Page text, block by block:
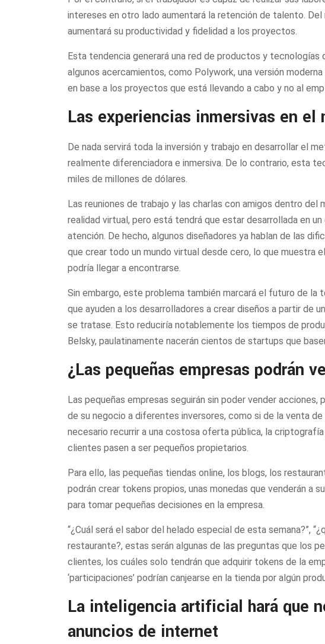
intereses en otro lado aumentará la retención de talento.
aumentará su productividad y fidelidad a los proyectos.
Esta tendencia generará una red de productos y tecnologías
algunos acercamientos, como Polywork, una versión
en base a los proyectos que está llevando a cabo y no al
Las experiencias inmersivas en el
De nada servirá toda la inversión y trabajo en desarrollar el
realmente diferenciadora e inmersiva. De lo contrario, esta
miles de millones de dólares.
Las reuniones de trabajo y las charlas con amigos dentro del
realidad virtual, pero está tendrá que estar desarrollada en
atención. De hecho, algunos diseñadores ya hablan de las
que crear todo un mundo virtual desde cero, lo que muestra
podría llegar a encontrarse.
Sin embargo, este problema también marcará el futuro de la
que ayuden a los desarrolladores a crear diseños a partir de
se tratase. Esto reduciría notablemente los tiempos de
Belsky, paulatinamente nacerán cientos de startups que
¿Las pequeñas empresas podrán
Las pequeñas empresas seguirán sin poder vender acciones,
de su negocio a diferentes inversores, como si de la venta
necesario recurrir a una costosa oferta pública, la
clientes pasen a ser pequeños propietarios.
Para ello, las pequeñas tiendas online, los blogs, los
podrán crear tokens propios, unas monedas que venderán a
para tomar pequeñas decisiones en la empresa.
“¿Cuál será el sabor del helado especial de esta semana?”,
restaurante?, estas serán algunas de las preguntas que los
clientes, los cuáles solo tendrán que adquirir tokens de la
‘participaciones’ podrían canjearse en la tienda por algún
La inteligencia artificial hará que
anuncios de internet